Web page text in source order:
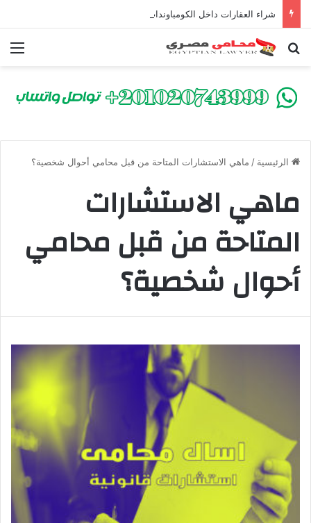
بحث عن
الرئيسية / ماهي الاستشارات المتاحة من قبل محامي أحوال شخصية؟
ماهي الاستشارات
المتاحة من قبل محامي
أحوال شخصية؟